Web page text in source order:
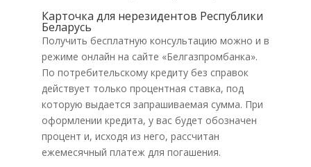
Карточка для нерезидентов Республики
Беларусь
Получить бесплатную консультацию можно и в
режиме онлайн на сайте «Белгазпромбанка».
По потребительскому кредиту без справок
действует только процентная ставка, под
которую выдается запрашиваемая сумма. При
оформлении кредита, у вас будет обозначен
процент и, исходя из него, рассчитан
ежемесячный платеж для погашения.